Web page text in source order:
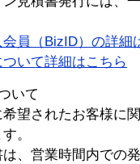
員（BizID）の詳細
ついて詳細はこちら
いて
希望されたお客様に
。
、営業時間内での